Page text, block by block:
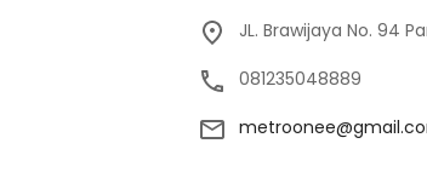
JL. Brawijaya No. 94
081235048889